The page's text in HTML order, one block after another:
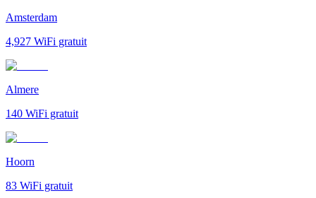
Amsterdam
4,927 WiFi gratuit
Almere
140 WiFi gratuit
Hoorn
83 WiFi gratuit